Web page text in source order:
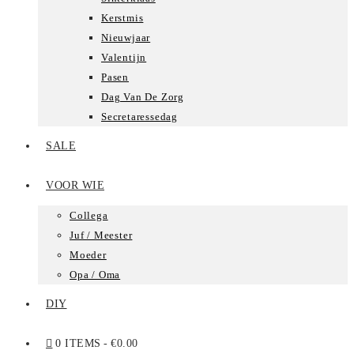
Kerstmis
Nieuwjaar
Valentijn
Pasen
Dag Van De Zorg
Secretaressedag
SALE
VOOR WIE
Collega
Juf / Meester
Moeder
Opa / Oma
DIY
0 ITEMS €0.00